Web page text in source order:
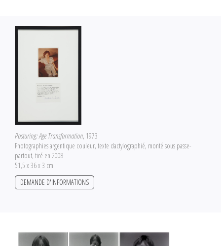
Posturing: Age Transformation, 1973
Photographies argentique couleur, texte dactylographié, monté sous passe-
partout, tiré en 2008
51,5 x 36 x 3 cm
DEMANDE D'INFORMATIONS